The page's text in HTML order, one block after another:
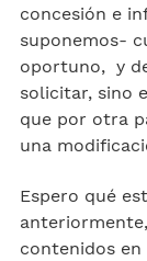
concesión e
suponemos-
oportuno, y
solicitar, sino
que por otra
una
Espero qué
contenidos